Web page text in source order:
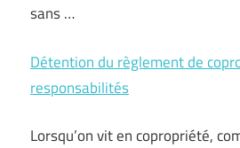
sans …
Détention du règlement de
responsabilités
Lorsqu’on vit en copropriété,